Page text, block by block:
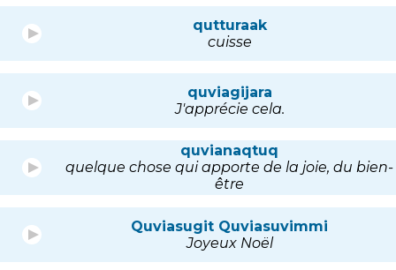
qutturaak
cuisse
quviagijara
J'apprécie cela.
quvianaqtuq
quelque chose qui apporte de la joie, du bien-
être
Quviasugit Quviasuvimmi
Joyeux Noël